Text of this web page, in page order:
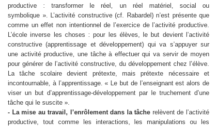
productive : transformer le réel, un réel matériel, social ou
symbolique ». L’activité constructive (cf. Rabardel) n’est présente que
comme un effet non intentionnel de l’exercice de l’activité productive.
L’école inverse les choses : pour les élèves, le but devient l’activité
constructive (apprentissage et développement) qui va s’appuyer sur
une activité productive, une tâche à effectuer qui va servir de moyen
pour générer de l’activité constructive, du développement chez l’élève.
La tâche scolaire devient prétexte, mais prétexte nécessaire et
incontournable, à l’apprentissage. « Le but de l’enseignant est alors de
viser un but d’apprentissage-développement par le truchement d’une
tâche qui le suscite ».
- La mise au travail, l’enrôlement dans la tâche relèvent de l’activité
productive, tout comme les interactions, les manipulations ou les